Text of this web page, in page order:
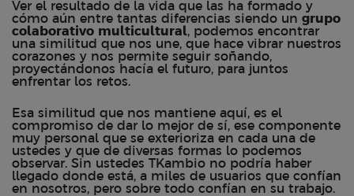
Ver el resultado de la vida que las ha formado y
cómo aún entre tantas diferencias siendo un grupo
colaborativo multicultural, podemos encontrar
una similitud que nos une, que hace vibrar nuestros
corazones y nos permite seguir soñando,
proyectándonos hacía el futuro, para juntos
enfrentar los retos.
Esa similitud que nos mantiene aquí, es el
compromiso de dar lo mejor de sí, ese componente
muy personal que se exterioriza en cada una de
ustedes y que de diversas formas lo podemos
observar. Sin ustedes TKambio no podría haber
llegado donde está, a miles de usuarios que confían
en nosotros, pero sobre todo confían en su trabajo.